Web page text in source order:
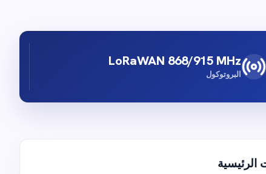
LoRaWAN 868/915 MHz
البروتوكول
الرئيسية